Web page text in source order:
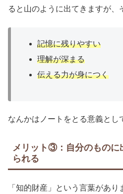
ると山のように出てきますが、
記憶に残りやすい
理解が深まる
伝える力が身につく
なんかはノートをとる意義とし
メリット③：自分のものに
られる
「知的財産」という言葉があ